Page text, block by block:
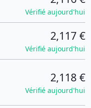
Vérifié aujourd'hui
2,117 €
Vérifié aujourd'hui
2,118 €
Vérifié aujourd'hui